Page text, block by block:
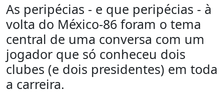
As peripécias - e que peripécias - à
volta do México-86 foram o tema
central de uma conversa com um
jogador que só conheceu dois
clubes (e dois presidentes) em toda
a carreira.